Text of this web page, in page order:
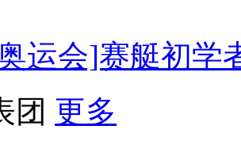
运会]赛艇初学
团 更多